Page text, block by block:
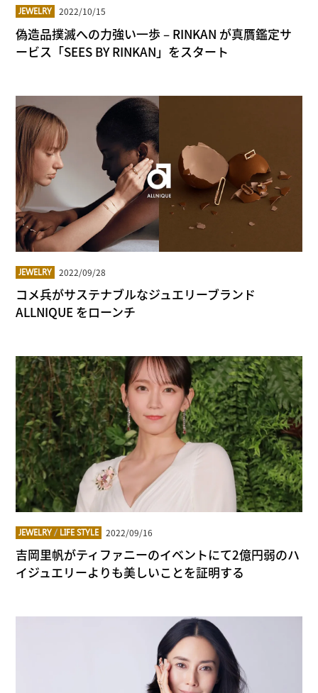
JEWELRY 2022/10/15
偽造品撲滅への力強い一歩 – RINKAN が真贋鑑定サ
ービス「SEES BY RINKAN」をスタート
JEWELRY 2022/09/28
コメ兵がサステナブルなジュエリーブランド
ALLNIQUE をローンチ
JEWELRY / LIFE STYLE 2022/09/16
吉岡里帆がティファニーのイベントにて2億円弱のハ
イジュエリーよりも美しいことを証明する